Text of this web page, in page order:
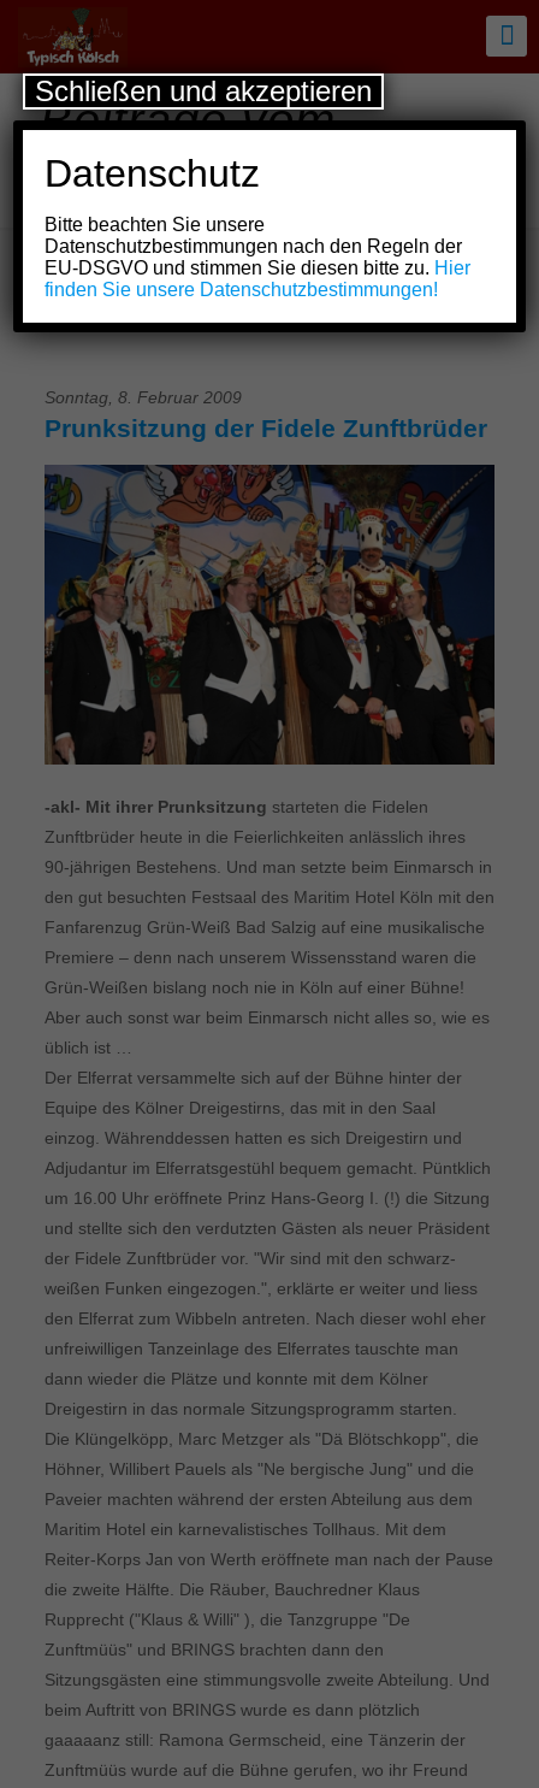
Beiträge vom
30.01.2009-
08.02.2009
Sonntag, 8. Februar 2009
Prunksitzung der Fidele Zunftbrüder
-akl- Mit ihrer Prunksitzung starteten die Fidelen
Zunftbrüder heute in die Feierlichkeiten anlässlich ihres
90-jährigen Bestehens. Und man setzte beim Einmarsch in
den gut besuchten Festsaal des Maritim Hotel Köln mit den
Fanfarenzug Grün-Weiß Bad Salzig auf eine musikalische
Premiere – denn nach unserem Wissensstand waren die
Grün-Weißen bislang noch nie in Köln auf einer Bühne!
Aber auch sonst war beim Einmarsch nicht alles so, wie es
üblich ist …
Der Elferrat versammelte sich auf der Bühne hinter der
Equipe des Kölner Dreigestirns, das mit in den Saal
einzog. Währenddessen hatten es sich Dreigestirn und
Adjudantur im Elferratsgestühl bequem gemacht. Püntklich
um 16.00 Uhr eröffnete Prinz Hans-Georg I. (!) die Sitzung
und stellte sich den verdutzten Gästen als neuer Präsident
der Fidele Zunftbrüder vor. "Wir sind mit den schwarz-
weißen Funken eingezogen.", erklärte er weiter und liess
den Elferrat zum Wibbeln antreten. Nach dieser wohl eher
unfreiwilligen Tanzeinlage des Elferrates tauschte man
dann wieder die Plätze und konnte mit dem Kölner
Dreigestirn in das normale Sitzungsprogramm starten.
Die Klüngelköpp, Marc Metzger als "Dä Blötschkopp", die
Höhner, Willibert Pauels als "Ne bergische Jung" und die
Paveier machten während der ersten Abteilung aus dem
Maritim Hotel ein karnevalistisches Tollhaus. Mit dem
Reiter-Korps Jan von Werth eröffnete man nach der Pause
die zweite Hälfte. Die Räuber, Bauchredner Klaus
Rupprecht ("Klaus & Willi" ), die Tanzgruppe "De
Zunftmüüs" und BRINGS brachten dann den
Sitzungsgästen eine stimmungsvolle zweite Abteilung. Und
beim Auftritt von BRINGS wurde es dann plötzlich
gaaaaanz still: Ramona Germscheid, eine Tänzerin der
Zunftmüüs wurde auf die Bühne gerufen, wo ihr Freund
Datenschutz
Bitte beachten Sie unsere
Datenschutzbestimmungen nach den Regeln der
EU-DSGVO und stimmen Sie diesen bitte zu. Hier
finden Sie unsere Datenschutzbestimmungen!
Schließen und akzeptieren